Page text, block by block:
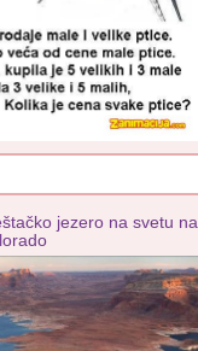
jezero na svetu na